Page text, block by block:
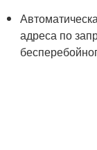
адреса по